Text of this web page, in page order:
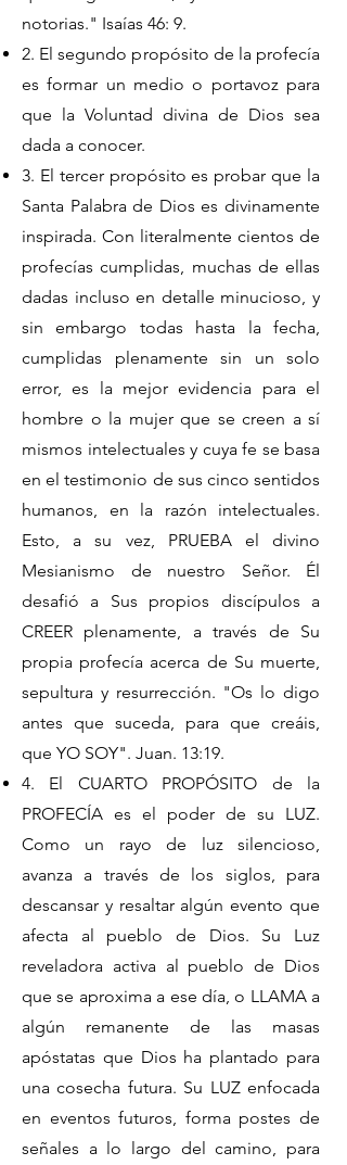
notorias." Isaías 46: 9.
2. El segundo propósito de la profecía
es formar un medio o portavoz para
que la Voluntad divina de Dios sea
dada a conocer.
3. El tercer propósito es probar que la
Santa Palabra de Dios es divinamente
inspirada. Con literalmente cientos de
profecías cumplidas, muchas de ellas
dadas incluso en detalle minucioso, y
sin embargo todas hasta la fecha,
cumplidas plenamente sin un solo
error, es la mejor evidencia para el
hombre o la mujer que se creen a sí
mismos intelectuales y cuya fe se basa
en el testimonio de sus cinco sentidos
humanos, en la razón intelectuales.
Esto, a su vez, PRUEBA el divino
Mesianismo de nuestro Señor. Él
desafió a Sus propios discípulos a
CREER plenamente, a través de Su
propia profecía acerca de Su muerte,
sepultura y resurrección. "Os lo digo
antes que suceda, para que creáis,
que YO SOY". Juan. 13:19.
4. El CUARTO PROPÓSITO de la
PROFECÍA es el poder de su LUZ.
Como un rayo de luz silencioso,
avanza a través de los siglos, para
descansar y resaltar algún evento que
afecta al pueblo de Dios. Su Luz
reveladora activa al pueblo de Dios
que se aproxima a ese día, o LLAMA a
algún remanente de las masas
apóstatas que Dios ha plantado para
una cosecha futura. Su LUZ enfocada
en eventos futuros, forma postes de
señales a lo largo del camino, para